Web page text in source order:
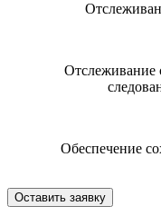
Отслеживание
Обеспечение
Оставить заявку